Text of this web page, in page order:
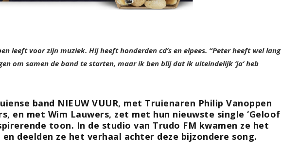
leeft voor zijn muziek. Hij heeft honderden cd’s en elpees. “Peter heeft wel lang
om samen de band te starten, maar ik ben blij dat ik uiteindelijk ‘ja’ heb
band NIEUW VUUR, met Truienaren Philip Vanoppen
en met Wim Lauwers, zet met hun nieuwste single ‘Geloof
toon. In de studio van Trudo FM kwamen ze het
deelden ze het verhaal achter deze bijzondere song.